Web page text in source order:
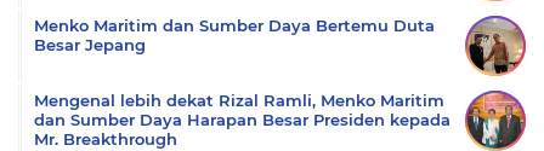
Menko Maritim dan Sumber Daya Bertemu Duta
Besar Jepang
Mengenal lebih dekat Rizal Ramli, Menko Maritim
dan Sumber Daya Harapan Besar Presiden kepada
Mr. Breakthrough